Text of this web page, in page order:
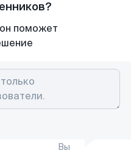
поможет
Вы